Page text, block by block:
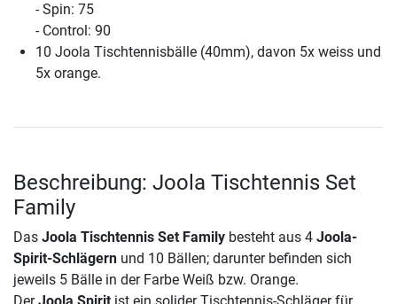
- Spin: 75
- Control: 90
10 Joola Tischtennisbälle (40mm), davon 5x weiss und
5x orange.
Beschreibung: Joola Tischtennis Set
Family
Das Joola Tischtennis Set Family besteht aus 4 Joola-
Spirit-Schlägern und 10 Bällen; darunter befinden sich
jeweils 5 Bälle in der Farbe Weiß bzw. Orange.